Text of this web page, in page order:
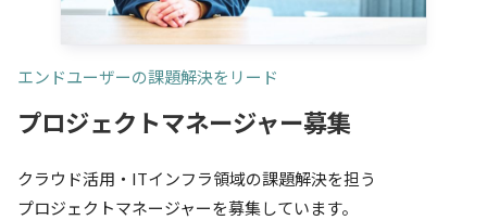
エンドユーザーの課題解決をリード
プロジェクトマネージャー募集
クラウド活用・ITインフラ領域の課題解決を担う
プロジェクトマネージャーを募集しています。